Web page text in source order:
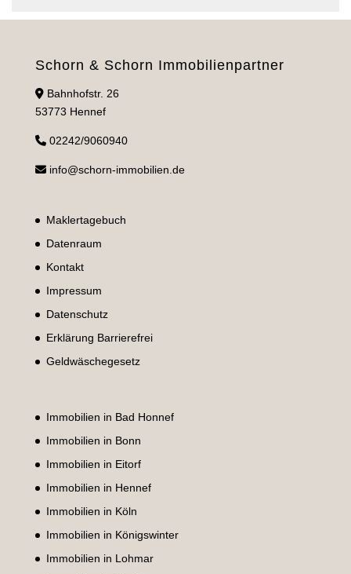
Schorn & Schorn Immobilienpartner
Bahnhofstr. 26
53773 Hennef
02242/9060940
info@schorn-immobilien.de
Maklertagebuch
Datenraum
Kontakt
Impressum
Datenschutz
Erklärung Barrierefrei
Geldwäschegesetz
Immobilien in Bad Honnef
Immobilien in Bonn
Immobilien in Eitorf
Immobilien in Hennef
Immobilien in Köln
Immobilien in Königswinter
Immobilien in Lohmar